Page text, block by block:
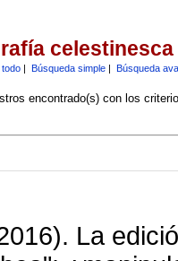
celestinesca
| Búsqueda simple| Búsqueda
encontrado(s) con los
La